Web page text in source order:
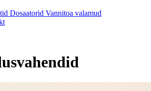
Dosaatorid Vannitoa valamud